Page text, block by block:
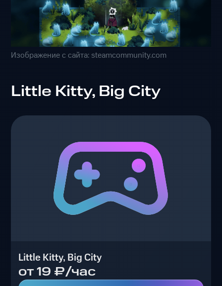
Изображение с сайта: steamcommunity.com
Little Kitty, Big City
Little Kitty, Big City
от 19 ₽/час